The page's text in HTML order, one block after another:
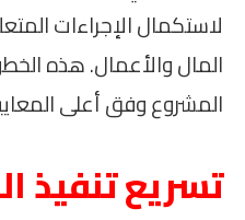
لاستكمال الإجراءات
المال والأعمال. هذه
المشروع وفق أعلى
تسريع تنفيذ